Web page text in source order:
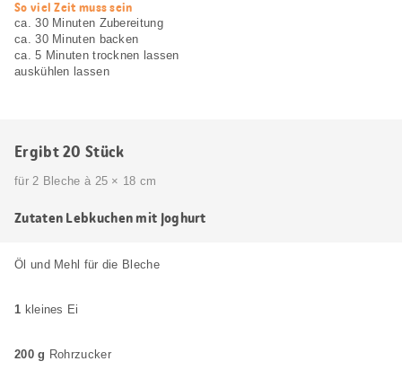
web.recipe.accessibilityTitle
So viel Zeit muss sein
ca. 30 Minuten Zubereitung
ca. 30 Minuten backen
ca. 5 Minuten trocknen lassen
auskühlen lassen
Ergibt 20 Stück
für 2 Bleche à 25 × 18 cm
Zutaten Lebkuchen mit Joghurt
Öl und Mehl für die Bleche
1 kleines Ei
200 g Rohrzucker